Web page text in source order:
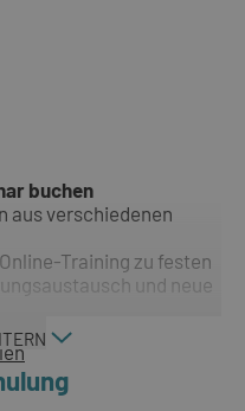
buchen
aus verschiedenen
Training zu festen
und neue